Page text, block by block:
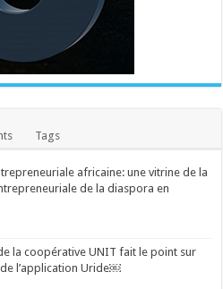
Tags
africaine: une vitrine de la
de la diaspora en
la coopérative UNIT fait le point sur
de l’application Uride￼